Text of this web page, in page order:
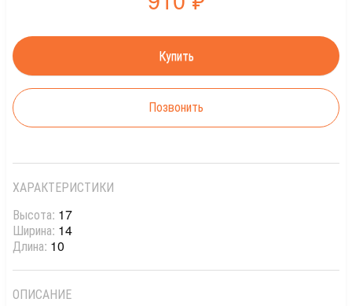
Позвонить
ХАРАКТЕРИСТИКИ
Высота: 17
Ширина: 14
Длина: 10
ОПИСАНИЕ